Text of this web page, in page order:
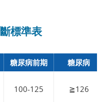
標準表
糖尿病前期
糖尿病
100-125 ≧126